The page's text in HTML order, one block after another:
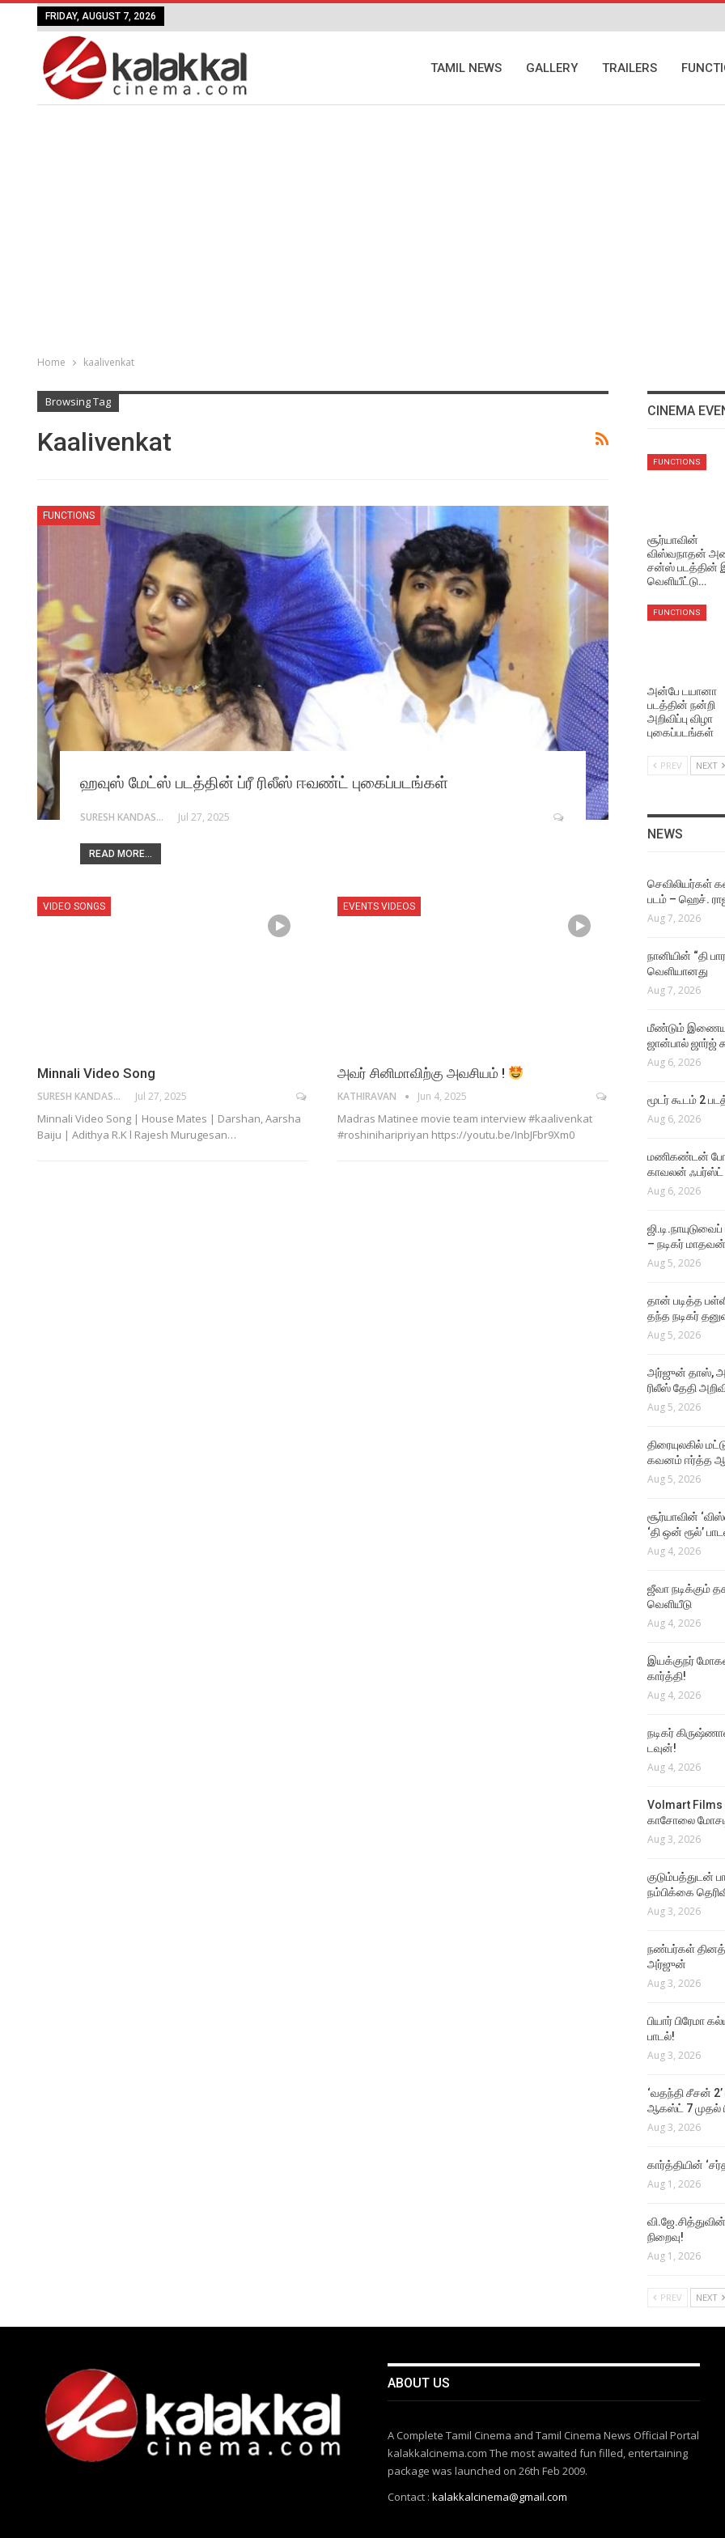
FRIDAY, AUGUST 7, 2026
TAMIL NEWS GALLERY TRAILERS
Home kaalivenkat
Browsing Tag
Kaalivenkat
FUNCTIONS
ஹவுஸ் மேட்ஸ் படத்தின் ப்ரீ ரிலீஸ் ஈவண்ட் புகைப்படங்கள்
SURESH KANDASAMY Jul 27, 2025
READ MORE...
VIDEO SONGS
Minnali Video Song
SURESH KANDASAMY Jul 27, 2025
Minnali Video Song | House Mates | Darshan, Aarsha
Baiju | Adithya R.K l Rajesh Murugesan…
EVENTS VIDEOS
அவர் சினிமாவிற்கு அவசியம் !
KATHIRAVAN Jun 4, 2025
Madras Matinee movie team interview #kaalivenkat
#roshiniharipriyan https://youtu.be/InbJFbr9Xm0
CINEMA
FUNCTIONS
சூர்யாவின்
விஸ்வநாதன்
சன்ஸ் படத்தின்
வெளியீட்டு…
FUNCTIONS
அன்பே டயானா
படத்தின் நன்றி
அறிவிப்பு விழா
புகைப்படங்கள்
PREV NEXT
NEWS
செவிலியர்கள்
படம் – ஹெச்.
Aug 7, 2026
நானியின் “தி
வெளியானது
Aug 7, 2026
மீண்டும்
ஜான்பால் ஜார்ஜ்
Aug 6, 2026
மூடர் கூடம் 2
Aug 6, 2026
மணிகண்டன்
காவலன் ஃபர்ஸ்ட்
Aug 6, 2026
– நடிகர் மாதவன்
Aug 5, 2026
தான் படித்த
தந்த நடிகர்
Aug 5, 2026
அர்ஜுன் தாஸ்,
ரிலீஸ் தேதி
Aug 5, 2026
திரையுலகில்
கவனம் ஈர்த்த
Aug 5, 2026
சூர்யாவின்
‘தி ஒன் ரூல்’
Aug 4, 2026
ஜீவா நடிக்கும்
வெளியீடு
Aug 4, 2026
இயக்குநர்
கார்த்தி!
Aug 4, 2026
நடிகர்
டவுன்!
Aug 4, 2026
Volmart Films
காசோலை
Aug 3, 2026
குடும்பத்துடன்
நம்பிக்கை
Aug 3, 2026
நண்பர்கள்
அர்ஜுன்
Aug 3, 2026
பியார் பிரேமா
பாடல்!
Aug 3, 2026
‘வதந்தி சீசன் 2’
ஆகஸ்ட் 7 முதல்
Aug 3, 2026
கார்த்தியின்
Aug 1, 2026
வி.ஜே.சித்துவின்
நிறைவு!
Aug 1, 2026
PREV NEXT
EVENTS VIDEOS
Aug 5, 2026
EVENTS VIDEOS
முதல்வர் விஜய் செய்தது
சரியா தவறா ? மக்களின்
கருத்து
NEWS
சூர்யாவின் ‘விஸ்வநாத் அண்ட்
சன்ஸ்’ படத்தின் ‘தி ஒன் ரூல்’
பாடல் வெளியீடு!
Aug 4, 2026
NEWS
ஜீவா நடிக்கும் தகப்பன்
படத்தின் பர்ஸ்ட் லுக் வெளியீடு
Aug 4, 2026
இயக்குநர் மோகன் ராஜா
இயக்கத்தில் நடிக்கும்
Aug 4, 2026
நடிகர் கிருஷ்ணாவின் 25வது
படம் மர்டர் இன் டவுன்!
VIDEO SONGS
Aug 4, 2026
Rathatha Thaa Lyrical
ABOUT US
A Complete Tamil Cinema and Tamil Cinema News Official Portal
kalakkalcinema.com The most awaited fun filled, entertaining
package was launched on 26th Feb 2009.
Contact :kalakkalcinema@gmail.com